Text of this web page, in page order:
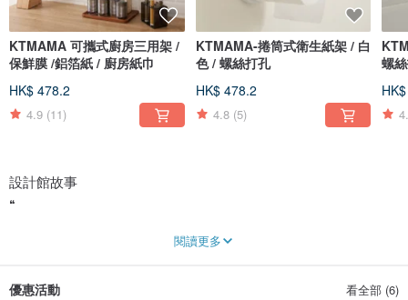
KTMAMA 可攜式廚房三用架 /
保鮮膜 /鋁箔紙 / 廚房紙巾
HK$ 478.2
4.9 (11)
KTMAMA-捲筒式衛生紙架 / 白
色 / 螺絲打孔
HK$ 478.2
4.8 (5)
螺
設計館故事
❝
享受戶外眾人目光
閱讀更多
優惠活動 看全部 (6)